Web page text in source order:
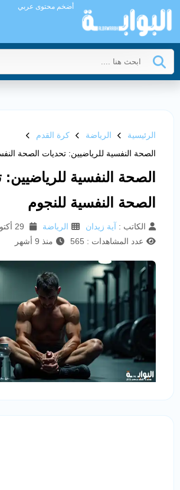
أضخم محتوى عربي
الرئيسية الرياضة
كرة القدم
الصحة النفسية للرياضيين: تحديات الصحة
الصحة النفسية
الصحة النفسية للنجوم
الكاتب : آية زيدان الرياضة
عدد المشاهدات : 565
منذ 9 أشهر